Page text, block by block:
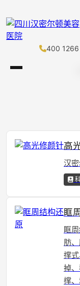
400 1266
高
汉
眶
眶
肪
撑
掉
撑